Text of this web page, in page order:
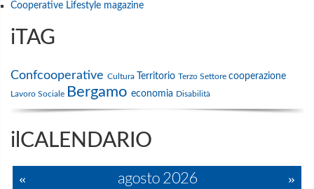
Cooperative Lifestyle magazine
iTAG
Confcooperative Cultura Territorio Terzo Settore cooperazione
Lavoro Sociale Bergamo economia Disabilità
ilCALENDARIO
« agosto 2026 »